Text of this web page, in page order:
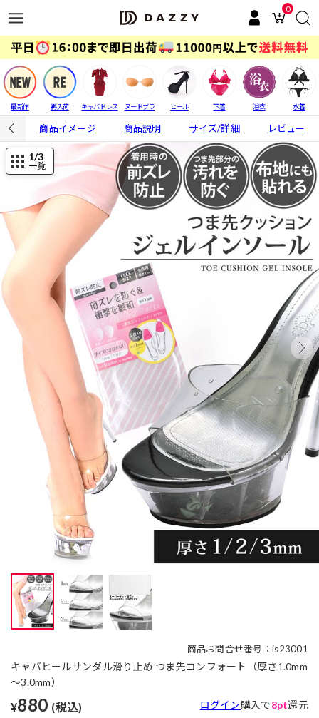
0
最新作 再入荷 キャバドレス ヌードブラ ヒール 下着 浴衣 水着
商品イメージ 商品説明 サイズ/詳細 レビュー
1/3
一覧
商品お問合せ番号：is23001
キャバヒールサンダル滑り止め つま先コンフォート（厚さ1.0mm
～3.0mm）
¥880 (税込) ログイン購入で8pt還元